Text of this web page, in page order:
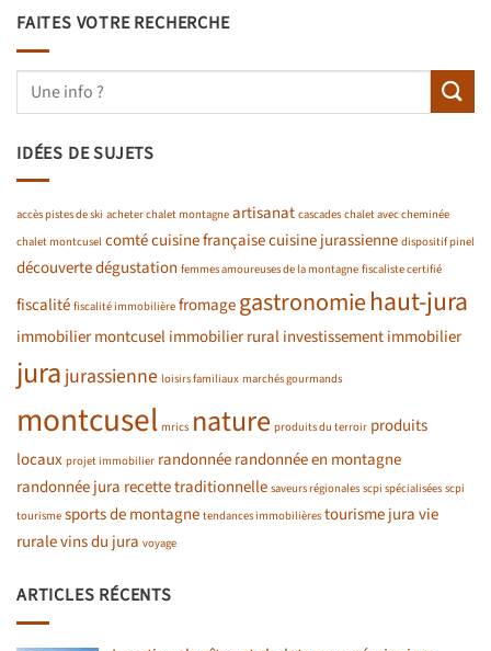
FAITES VOTRE RECHERCHE
IDÉES DE SUJETS
accès pistes de ski acheter chalet montagne artisanat cascades chalet avec cheminée
chalet montcusel comtécuisine françaisecuisine jurassienne dispositif pinel
découvertedégustation femmes amoureuses de la montagne fiscaliste certifié
fiscalité fiscalité immobilière fromagegastronomiehaut-jura
immobilier montcuselimmobilier ruralinvestissement immobilier
jura jurassienne loisirs familiaux marchés gourmands
montcusel mrics nature produits du terroir produits
locaux projet immobilier randonnéerandonnée en montagne
randonnée jura recette traditionnelle saveurs régionales scpi spécialisées scpi
tourisme sports de montagne tendances immobilières tourisme juravie
ruralevins du jura voyage
ARTICLES RÉCENTS